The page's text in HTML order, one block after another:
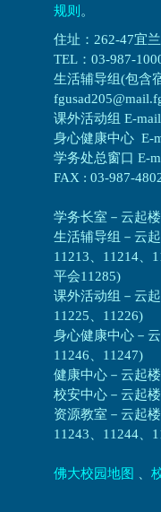
规则 。
住址：262-47宜
TEL：03-987-
生活辅导组(包含
课外活动组 E-
身心健康中心 E-
学务处总窗口 E-
FAX : 03-987-
学务长室－云起
生活辅导组 － 云
11213、11214、
平会11285)
课外活动组 － 云
11225、11226)
身心健康中心 －
11246、11247)
健康中心－ 云起
校安中心－ 云起
资源教室 － 云起
11243、11244、
佛大校园地图 、